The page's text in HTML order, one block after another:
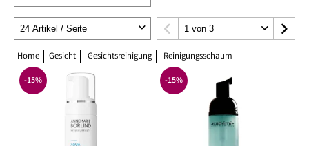
Home Gesicht Gesichtsreinigung Reinigungsschaum
-15% -15%